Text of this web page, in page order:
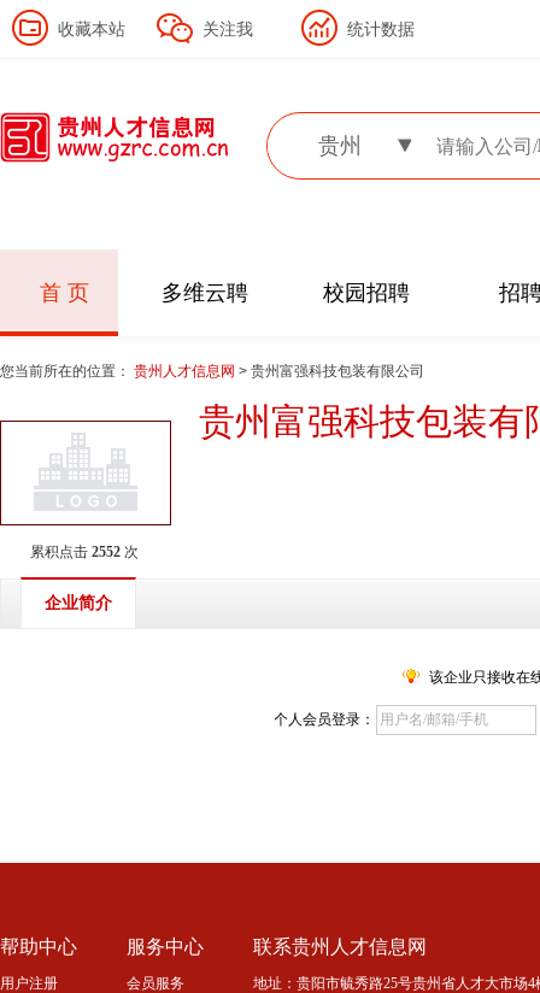
收藏本站 关注我 统计数据
贵州
首 页 多维云聘 校园招聘 招
您当前所在的位置： 贵州人才信息网 > 贵州富强科技包装有限公司
累积点击 2552 次
贵州富强科技包装有
企业简介
该企业只接收在
个人会员登录：
帮助中心
用户注册
服务中心
会员服务
联系贵州人才信息网
地址：贵阳市毓秀路25号贵州省人才大市场